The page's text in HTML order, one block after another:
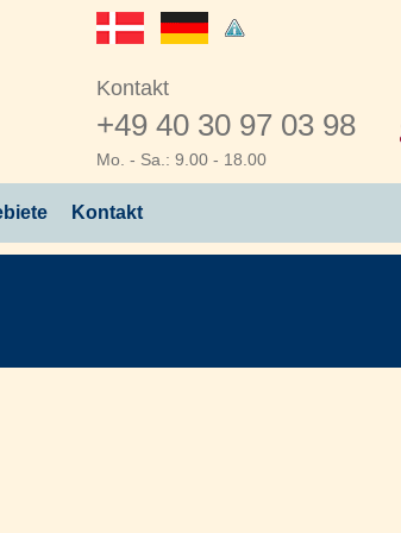
Kontakt
+49 40 30 97 03 98
Mo. - Sa.: 9.00 - 18.00
Kontakt